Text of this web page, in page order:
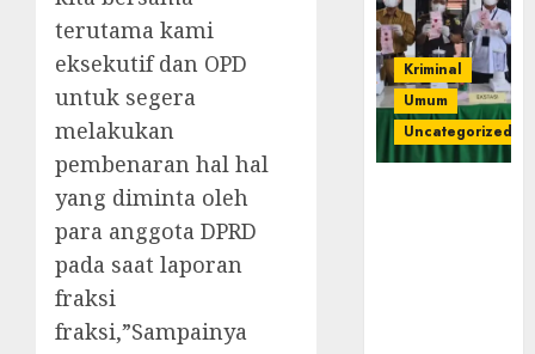
terutama kami
eksekutif dan OPD
untuk segera
melakukan
pembenaran hal hal
yang diminta oleh
para anggota DPRD
pada saat laporan
fraksi
fraksi,”Sampainya
Kriminal
Umum
Uncategorized